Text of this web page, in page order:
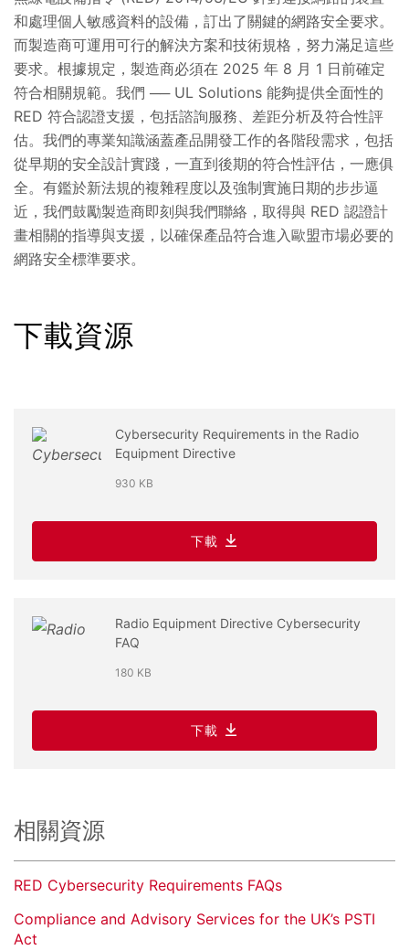
和處理個人敏感資料的設備，訂出了關鍵的網路安全要求。
而製造商可運用可行的解決方案和技術規格，努力滿足這些
要求。根據規定，製造商必須在 2025 年 8 月 1 日前確定
符合相關規範。我們 ── UL Solutions 能夠提供全面性的
RED 符合認證支援，包括諮詢服務、差距分析及符合性評
估。我們的專業知識涵蓋產品開發工作的各階段需求，包括
從早期的安全設計實踐，一直到後期的符合性評估，一應俱
全。有鑑於新法規的複雜程度以及強制實施日期的步步逼
近，我們鼓勵製造商即刻與我們聯絡，取得與 RED 認證計
畫相關的指導與支援，以確保產品符合進入歐盟市場必要的
網路安全標準要求。
下載資源
Cybersecurity Requirements in the Radio
Equipment Directive
930 KB
下載
Radio Equipment Directive Cybersecurity
FAQ
180 KB
下載
相關資源
RED Cybersecurity Requirements FAQs
Compliance and Advisory Services for the UK’s PSTI
Act